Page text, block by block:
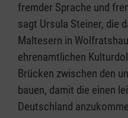
fremder Sprache und
sagt Ursula Steiner, die
Maltesern in
ehrenamtlichen
Brücken zwischen den
bauen, damit die einen
Deutschland